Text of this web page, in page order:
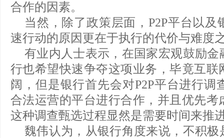
合作的因素。
当然，除了政策层面，P2P平台以及
速行动的原因更在于执行的代价与难度
有业内人士表示，在国家宏观鼓励
行也希望快速争夺这项业务，毕竟互联
阔，但是银行首先会对P2P平台进行调
合法运营的平台进行合作，并且优先考
这种调查甄选过程显然是需要时间来推
魏伟认为，从银行角度来说，不积